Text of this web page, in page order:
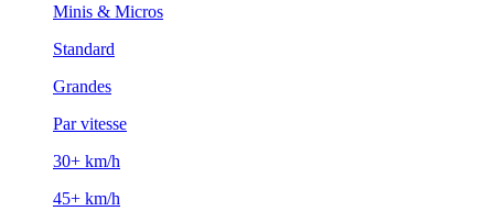
Minis & Micros
Standard
Grandes
Par vitesse
30+ km/h
45+ km/h